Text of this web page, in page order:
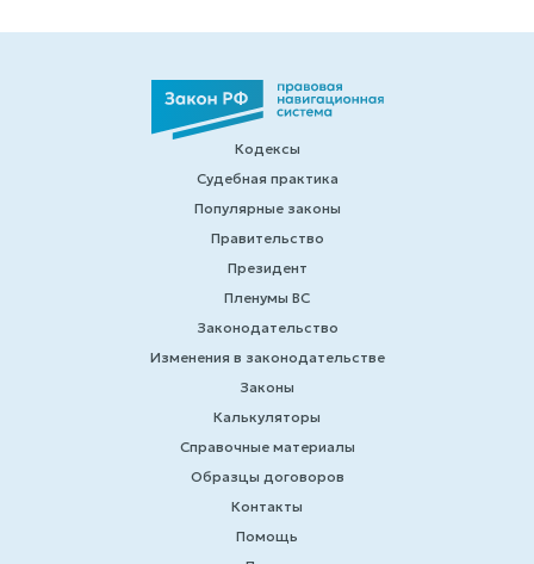
Кодексы
Судебная практика
Популярные законы
Правительство
Президент
Пленумы ВС
Законодательство
Изменения в законодательстве
Законы
Калькуляторы
Справочные материалы
Образцы договоров
Контакты
Помощь